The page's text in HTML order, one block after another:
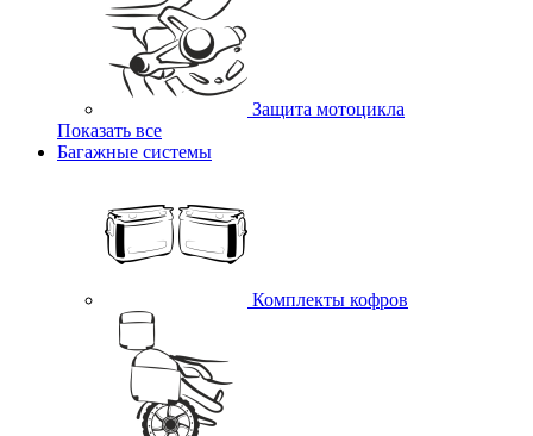
Защита мотоцикла
Показать все
Багажные системы
Комплекты кофров